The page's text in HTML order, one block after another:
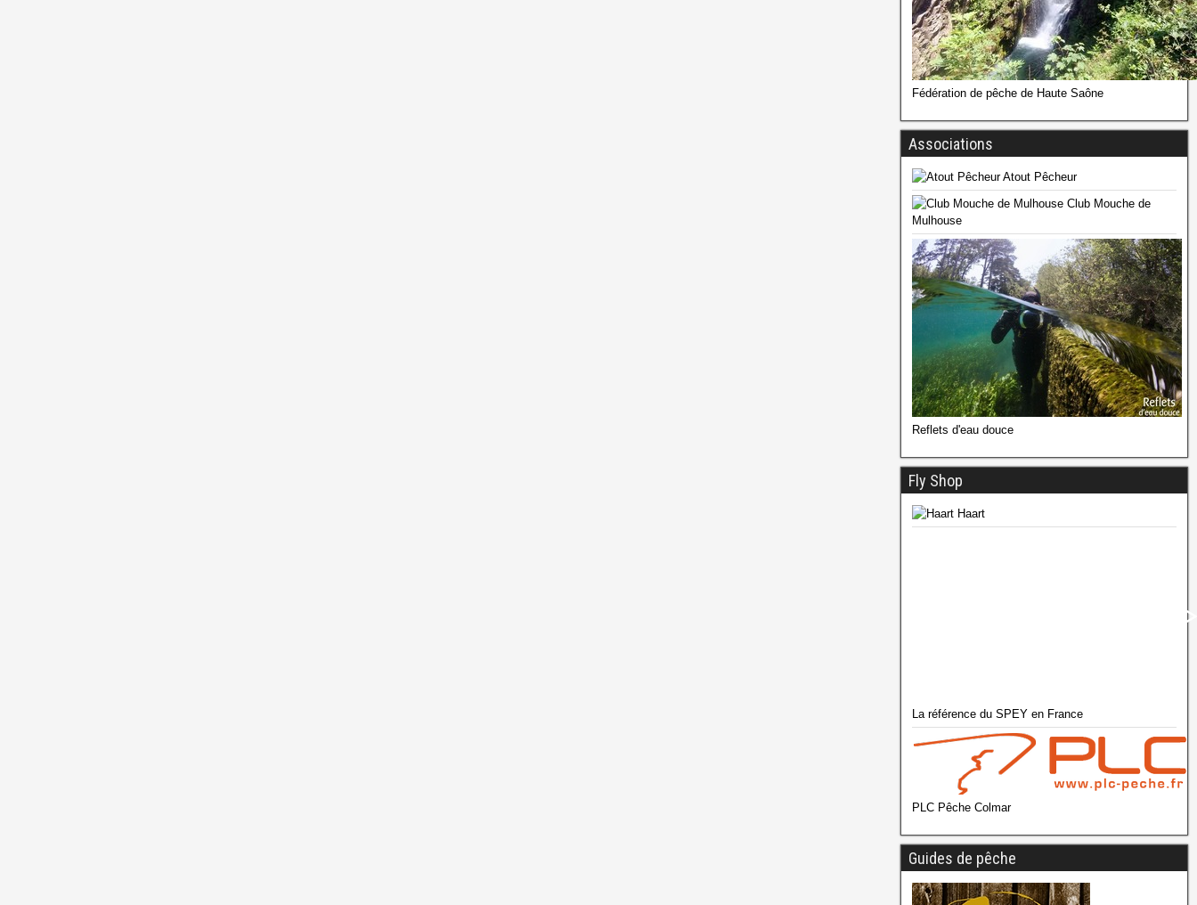
Fédération de pêche de Haute Saône
Associations
Atout Pêcheur
Club Mouche de
Mulhouse
Reflets d'eau douce
Fly Shop
Haart
La référence du SPEY en France
PLC Pêche Colmar
Guides de pêche